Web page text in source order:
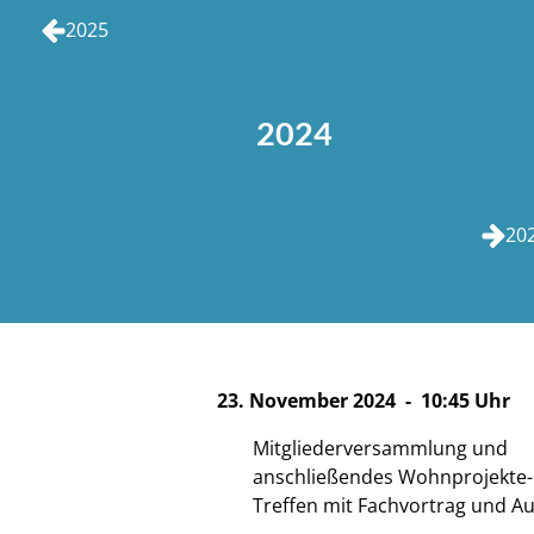
2025
2024
23. November 2024 - 10:45 Uhr
Mitgliederversammlung und
anschließendes Wohnprojekte-
Treffen mit Fachvortrag und